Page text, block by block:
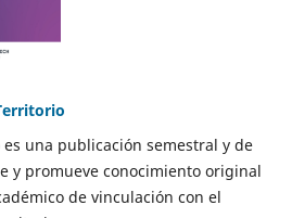
una publicación semestral y de
y promueve conocimiento original
de vinculación con el